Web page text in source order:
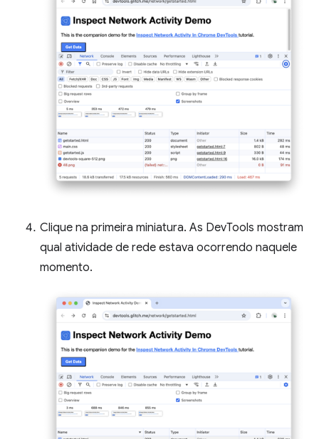
Clique na primeira miniatura. As DevTools mostram
qual atividade de rede estava ocorrendo naquele
momento.